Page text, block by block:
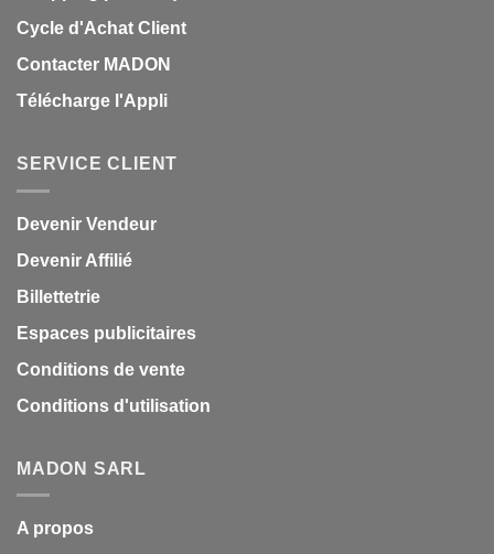
Cycle d'Achat Client
Contacter MADON
Télécharge l'Appli
SERVICE CLIENT
Devenir Vendeur
Devenir Affilié
Billettetrie
Espaces publicitaires
Conditions de vente
Conditions d'utilisation
MADON SARL
A propos